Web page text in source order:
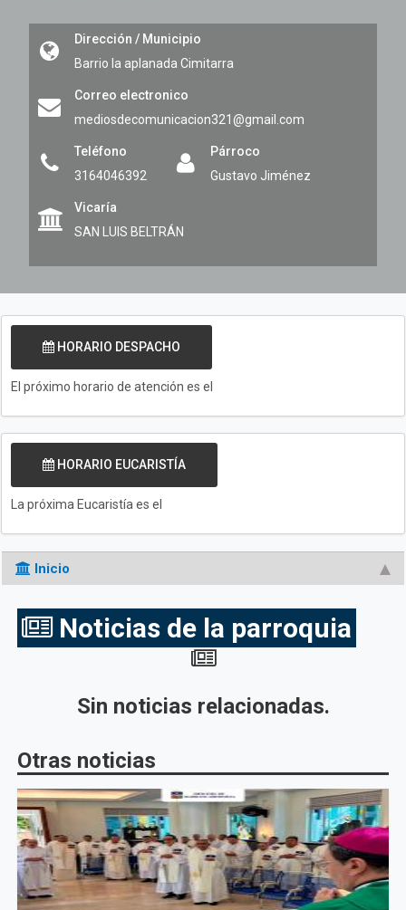
Dirección / Municipio
Barrio la aplanada Cimitarra
Correo electronico
mediosdecomunicacion321@gmail.com
Teléfono
3164046392
Párroco
Gustavo Jiménez
Vicaría
SAN LUIS BELTRÁN
HORARIO DESPACHO
El próximo horario de atención es el
HORARIO EUCARISTÍA
La próxima Eucaristía es el
Inicio
Noticias de la parroquia
Sin noticias relacionadas.
Otras noticias